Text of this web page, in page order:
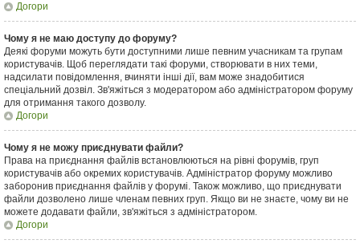
Догори
Чому я не маю доступу до форуму?
Деякі форуми можуть бути доступними лише певним учасникам та групам
користувачів. Щоб переглядати такі форуми, створювати в них теми,
надсилати повідомлення, вчиняти інші дії, вам може знадобитися
спеціальний дозвіл. Зв'яжіться з модератором або адміністратором форуму
для отримання такого дозволу.
Догори
Чому я не можу приєднувати файли?
Права на приєднання файлів встановлюються на рівні форумів, груп
користувачів або окремих користувачів. Адміністратор форуму можливо
заборонив приєднання файлів у форумі. Також можливо, що приєднувати
файли дозволено лише членам певних груп. Якщо ви не знаєте, чому ви не
можете додавати файли, зв'яжіться з адміністратором.
Догори